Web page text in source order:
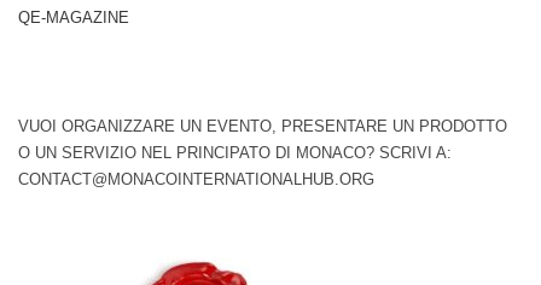
QE-MAGAZINE
VUOI ORGANIZZARE UN EVENTO, PRESENTARE UN PRODOTTO
O UN SERVIZIO NEL PRINCIPATO DI MONACO? SCRIVI A:
CONTACT@MONACOINTERNATIONALHUB.ORG